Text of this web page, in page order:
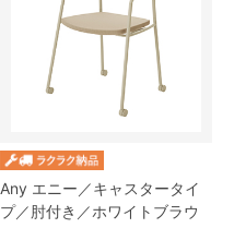
Any エニー／キャスタータイ
プ／肘付き／ホワイトブラウ